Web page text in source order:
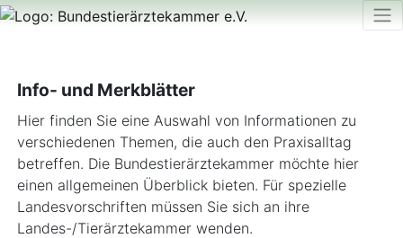
Info- und Merkblätter
Hier finden Sie eine Auswahl von Informationen zu
verschiedenen Themen, die auch den Praxisalltag
betreffen. Die Bundestierärztekammer möchte hier
einen allgemeinen Überblick bieten. Für spezielle
Landesvorschriften müssen Sie sich an ihre
Landes-/Tierärztekammer wenden.